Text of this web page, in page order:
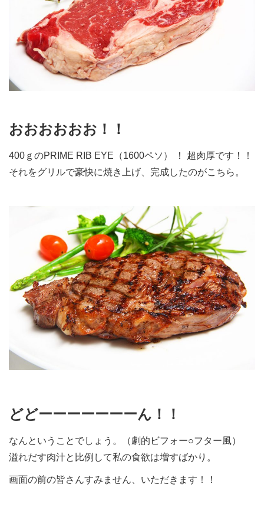
おおおおおお！！
400ｇのPRIME RIB EYE（1600ペソ） ！ 超肉厚です！！
それをグリルで豪快に焼き上げ、完成したのがこちら。
どどーーーーーーーん！！
なんということでしょう。（劇的ビフォー○フター風）
溢れだす肉汁と比例して私の食欲は増すばかり。
画面の前の皆さんすみません、いただきます！！